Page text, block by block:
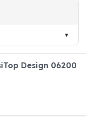
Design 06200